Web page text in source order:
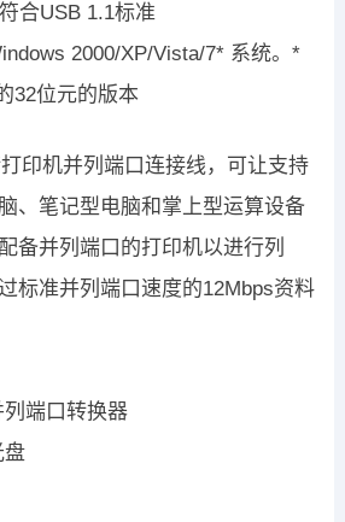
合USB 1.1标准
2000/XP/Vista/7* 系统。*
32位元的版本
印机并列端口连接线，可让支持
、笔记型电脑和掌上型运算设备
备并列端口的打印机以进行列
标准并列端口速度的12Mbps资料
端口转换器
盘